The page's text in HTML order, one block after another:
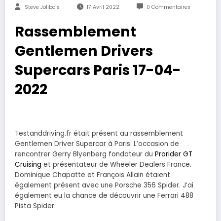
Steve Jolibois 17 Avril 2022 0 Commentaires
Rassemblement
Gentlemen Drivers
Supercars Paris 17-04-
2022
Testanddriving.fr était présent au rassemblement
Gentlemen Driver Supercar à Paris. L’occasion de
rencontrer Gerry Blyenberg fondateur du Prorider GT
Cruising et présentateur de Wheeler Dealers France.
Dominique Chapatte et François Allain étaient
également présent avec une Porsche 356 Spider. J’ai
également eu la chance de découvrir une Ferrari 488
Pista Spider.